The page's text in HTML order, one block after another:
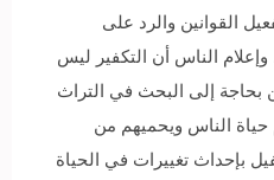
القوانين والرد على
وإعلام الناس أن التكفير ليس
بحاجة إلى البحث في التراث
حياة الناس ويحميهم من
بإحداث تغييرات في الحياة